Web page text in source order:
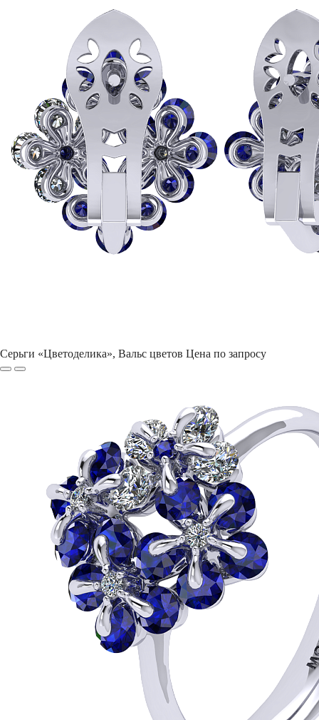
Серьги «Цветоделика», Вальс цветов Цена по запросу